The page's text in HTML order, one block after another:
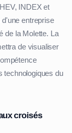
INDEX et
entreprise
de la Molette. La
de visualiser
technologiques du
croisés